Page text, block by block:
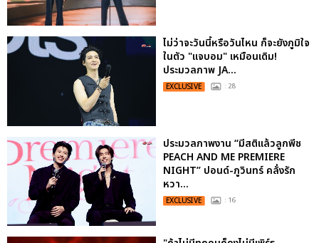
ไม่ว่าจะวันนี้หรือวันไหน ก็จะยังภูมิใจ
ในตัว "แจบอม" เหมือนเดิม!
ประมวลภาพ JA...
EXCLUSIVE : 28
ประมวลภาพงาน “มีสติแล้วลูกพีช
PEACH AND ME PREMIERE
NIGHT” ปอนด์-ภูวินทร์ คลั่งรัก
หวา...
EXCLUSIVE : 16